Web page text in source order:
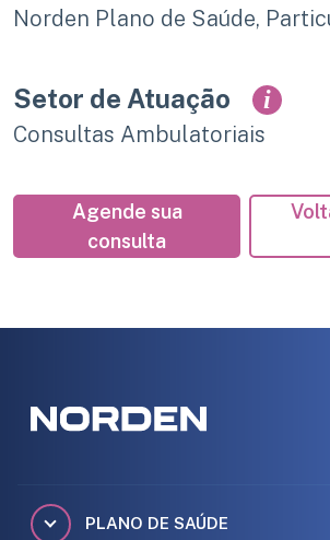
Norden Plano de Saúde,
Setor de Atuação i
Consultas Ambulatoriais
Agende sua
consulta
PLANO DE SAÚDE